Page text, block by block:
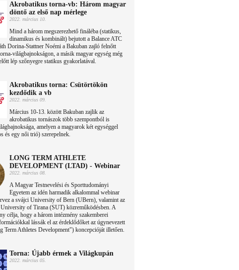
Akrobatikus torna-vb: Három magyar
döntő az első nap mérlege
2022. március 10.
Mind a három megszerezhető fináléba (statikus,
dinamikus és kombinált) bejutott a Balance ATC
Dorina-Stattner Noémi a Bakuban zajló felnőtt
világbajnokságon, a másik magyar egység még
lép szőnyegre statikus gyakorlatával.
Akrobatikus torna: Csütörtökön
kezdődik a vb
2022. március 09.
Március 10-13. között Bakuban zajlik az
akrobatikus tornászok több szempontból is
amelyen a magyarok két egységgel
és egy női trió) szerepelnek.
LONG TERM ATHLETE
DEVELOPMENT (LTAD) - Webinar
2022. március 08.
A Magyar Testnevelési és Sporttudományi
Egyetem az idén harmadik alkalommal webinar
a svájci University of Bern (UBern), valamint az
of Tirana (SUT) közreműködésben. A
célja, hogy a három intézmény szakemberei
lássák el az érdeklődőket az úgynevezett
Term Athletes Development") koncepcióját illetően.
Torna: Újabb érmek a Világkupán
2022. március 05.